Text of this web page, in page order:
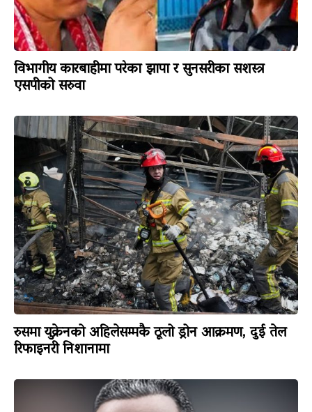
विभागीय कारबाहीमा परेका झापा र सुनसरीका सशस्त्र
एसपीको सरुवा
रुसमा युक्रेनको अहिलेसम्मकै ठूलो ड्रोन आक्रमण, दुई तेल
रिफाइनरी निशानामा